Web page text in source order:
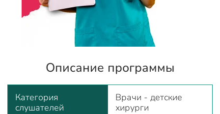
Описание программы
Категория
слушателей
Врачи - детские
хирурги